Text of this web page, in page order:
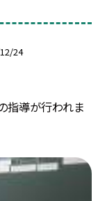
24
指導が行われま